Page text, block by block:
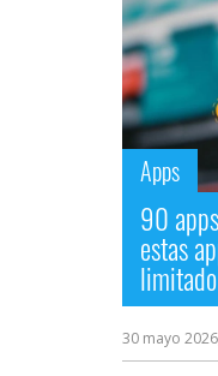
comparativas,
Apps
90
estas
limitado
30 mayo